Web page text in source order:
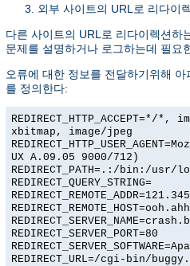
외부 사이트의 URL로 리다이
다른 사이트의 URL로 리다이렉션하
문제를 설명하거나 로그하는데 필요
오류에 대한 정보를 전달하기위해
를 정의한다:
REDIRECT_HTTP_ACCEPT=*/
xbitmap, image/jpeg
UX A.09.05 9000/712)
REDIRECT_PATH=.:/bin:/
REDIRECT_QUERY_STRING=
REDIRECT_SERVER_PORT=80
REDIRECT_URL=/cgi-bin/